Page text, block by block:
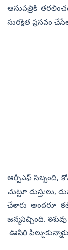
ఆసుపత్రికి
సురక్షిత ప్రసవం
ఆర్పీఎఫ్‌ సిబ్బంది,
చుట్టూ
చేశారు అందరూ
జన్మనిచ్చింది.
ఊపిరి